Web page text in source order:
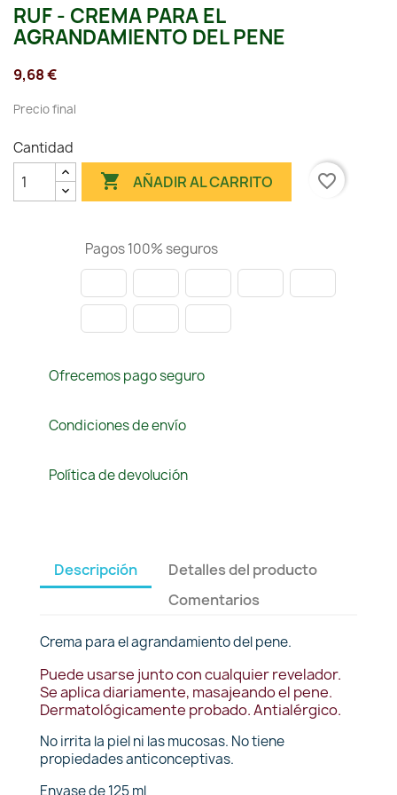
RUF - CREMA PARA EL
AGRANDAMIENTO DEL PENE
9,68 €
Precio final
Cantidad
 AÑADIR AL CARRITO favorite_border
Pagos 100% seguros
Ofrecemos pago seguro
Condiciones de envío
Política de devolución
Descripción
Detalles del producto
Comentarios
Crema para el agrandamiento del pene.
Puede usarse junto con cualquier revelador.
Se aplica diariamente, masajeando el pene.
Dermatológicamente probado. Antialérgico.
No irrita la piel ni las mucosas. No tiene
propiedades anticonceptivas.
Envase de 125 ml